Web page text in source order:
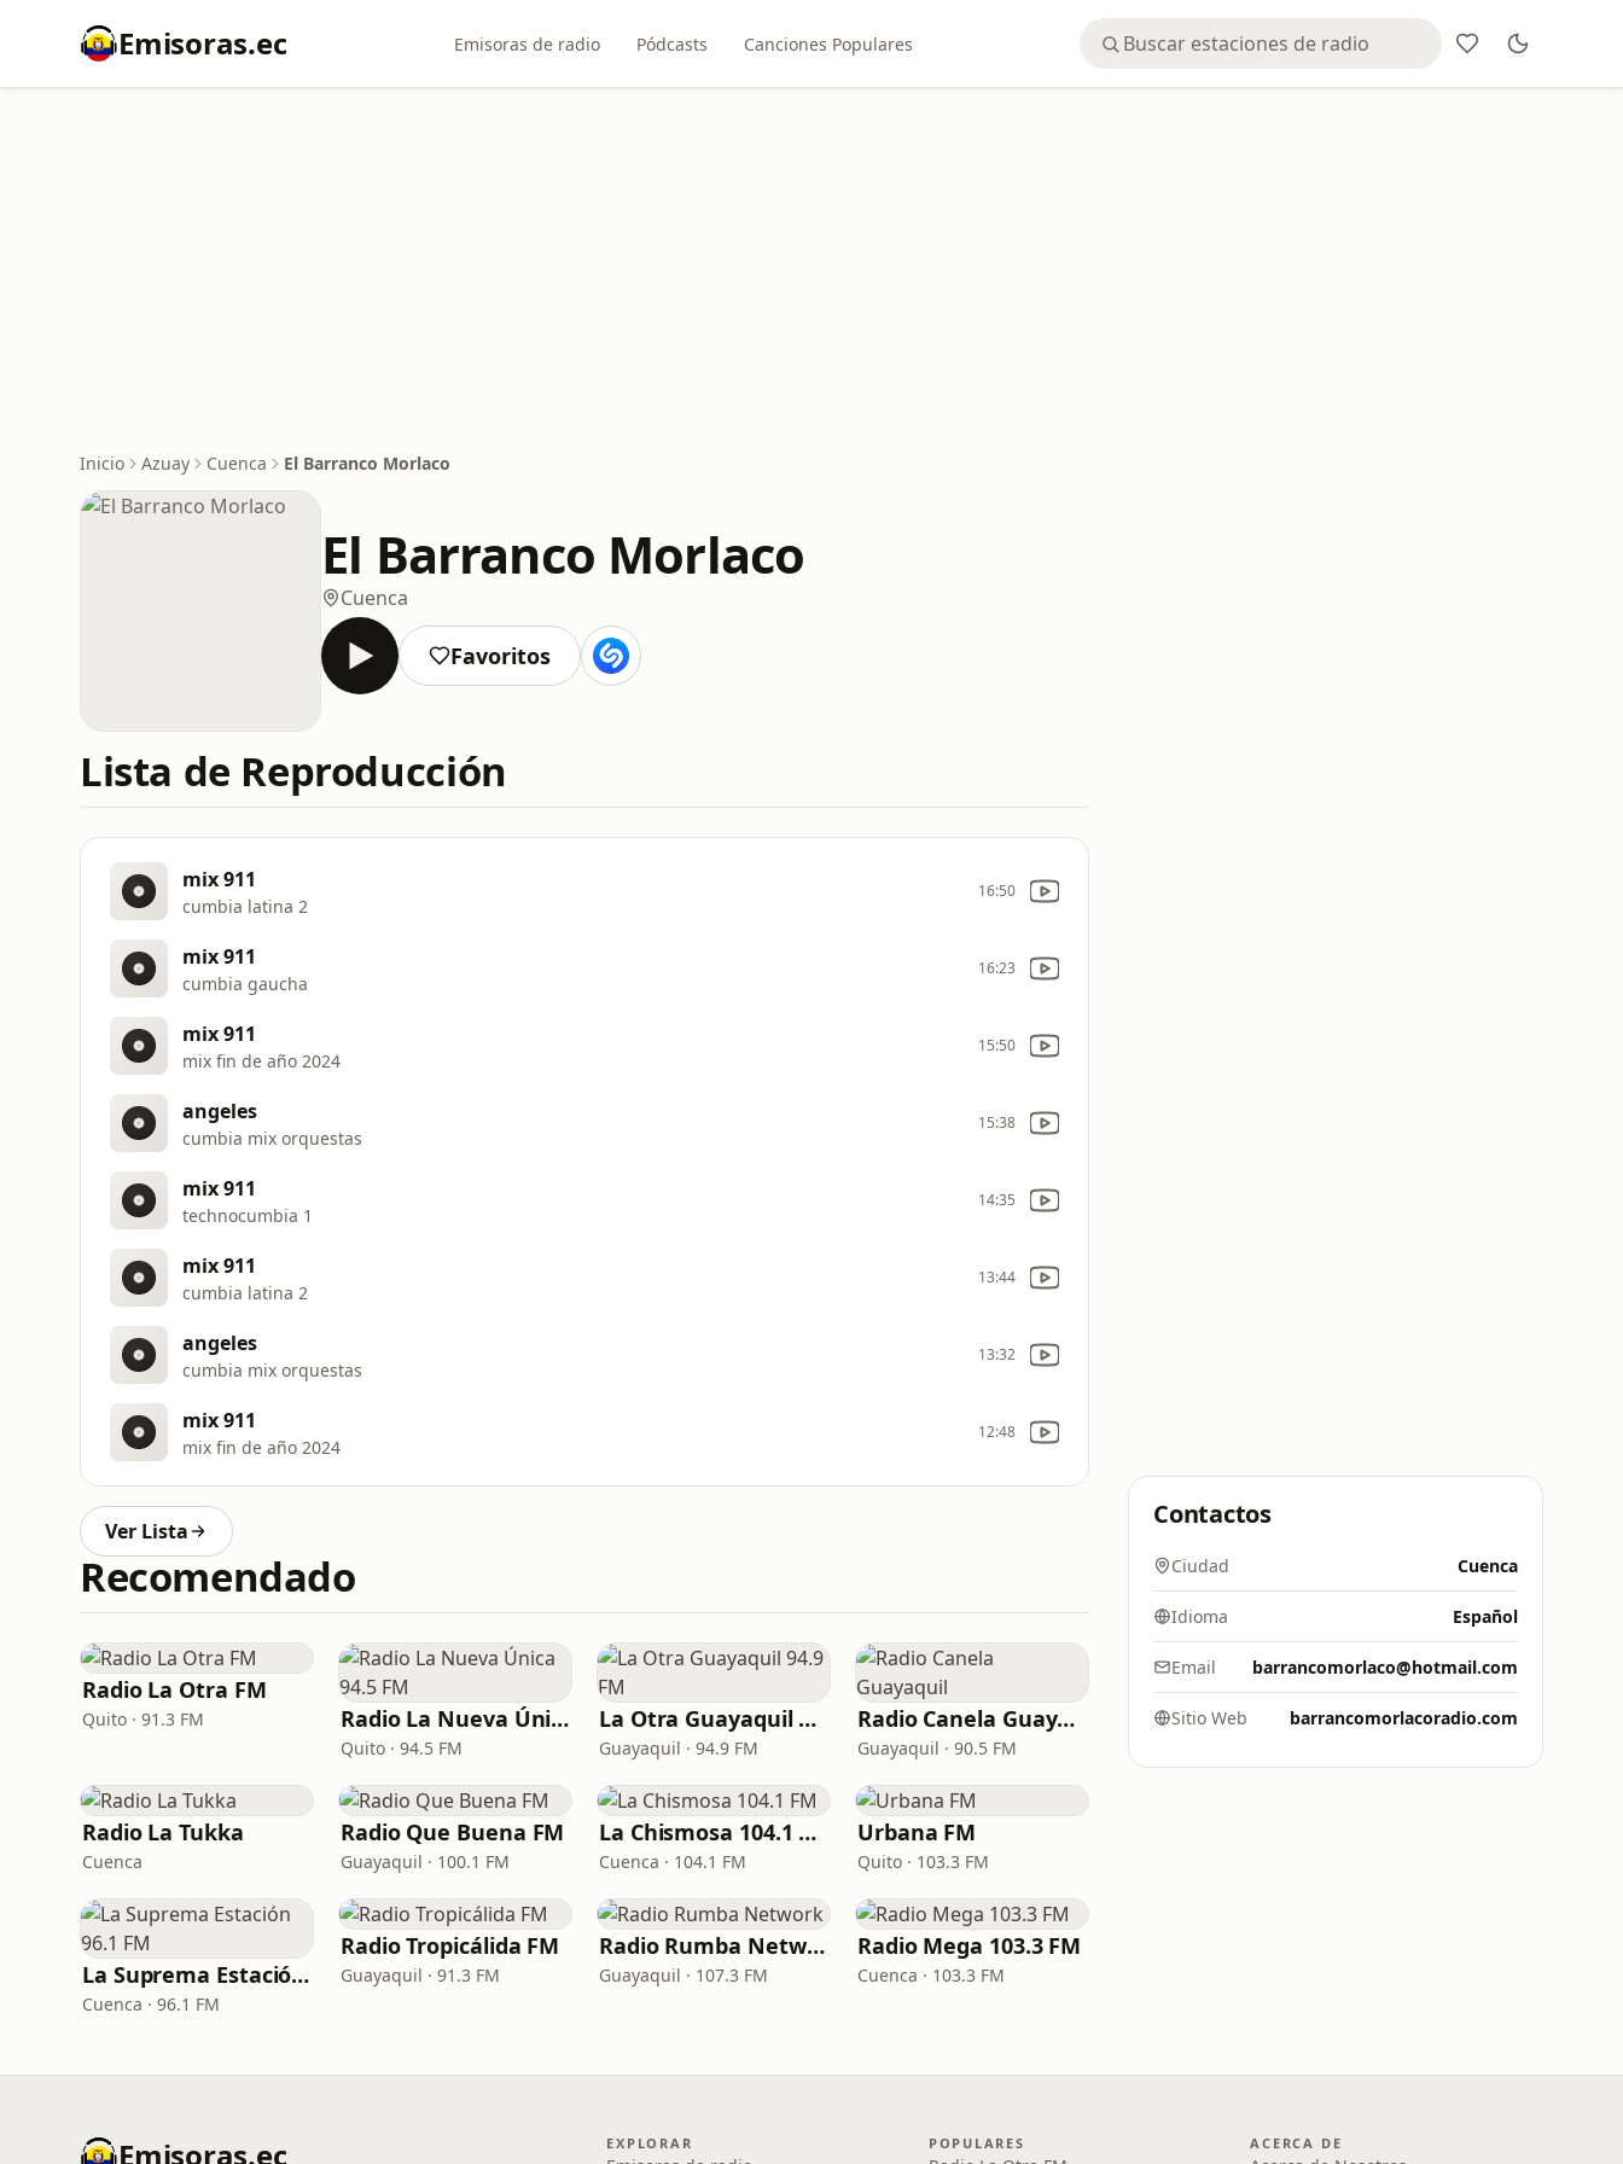
Emisoras.ec Emisoras de radio Pódcasts Canciones Populares
Inicio Azuay Cuenca El Barranco Morlaco
El Barranco Morlaco
Cuenca
Favoritos
Lista de Reproducción
mix 911
cumbia latina 2
16:50
mix 911
cumbia gaucha
16:23
mix 911
mix fin de año 2024
15:50
angeles
cumbia mix orquestas
15:38
mix 911
technocumbia 1
14:35
mix 911
cumbia latina 2
13:44
angeles
cumbia mix orquestas
13:32
mix 911
mix fin de año 2024
12:48
Ver Lista
Recomendado
Radio La Otra FM
Quito · 91.3 FM Radio La Nueva Única 94.5 FM
Quito · 94.5 FM
La Otra Guayaquil 94.9 FM
Guayaquil · 94.9 FM
Radio Canela Guayaquil
Guayaquil · 90.5 FM
Radio La Tukka
Cuenca
Radio Que Buena FM
Guayaquil · 100.1 FM
La Chismosa 104.1 FM
Cuenca · 104.1 FM
Urbana FM
Quito · 103.3 FM
La Suprema Estación 96.1 FM
Cuenca · 96.1 FM
Radio Tropicálida FM
Guayaquil · 91.3 FM
Radio Rumba Network
Guayaquil · 107.3 FM
Radio Mega 103.3 FM
Cuenca · 103.3 FM
Contactos
Ciudad Cuenca
Idioma Español
Email barrancomorlaco@hotmail.com
Sitio Web barrancomorlacoradio.com
Emisoras.ec EXPLORAR POPULARES ACERCA DE